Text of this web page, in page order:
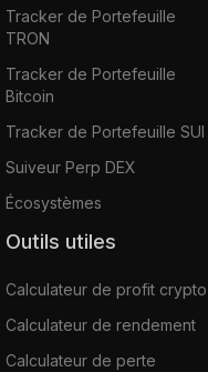
Tracker de Portefeuille
TRON
Tracker de Portefeuille
Bitcoin
Tracker de Portefeuille SUI
Suiveur Perp DEX
Écosystèmes
Outils utiles
Calculateur de profit crypto
Calculateur de rendement
Calculateur de perte